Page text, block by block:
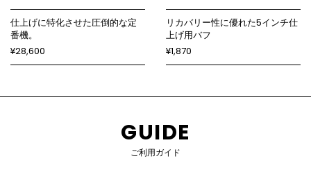
仕上げに特化させた圧倒的な定
番機。
¥28,600
リカバリー性に優れた5インチ仕
上げ用バフ
¥1,870
GUIDE
ご利用ガイド